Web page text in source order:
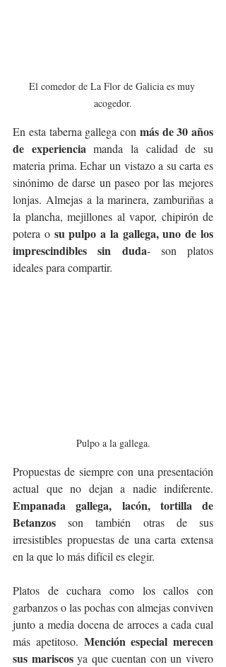
El comedor de La Flor de Galicia es muy
acogedor.
En esta taberna gallega con más de 30 años
de experiencia manda la calidad de su
materia prima. Echar un vistazo a su carta es
sinónimo de darse un paseo por las mejores
lonjas. Almejas a la marinera, zamburiñas a
la plancha, mejillones al vapor, chipirón de
potera o su pulpo a la gallega, uno de los
imprescindibles sin duda- son platos
ideales para compartir.
Pulpo a la gallega.
Propuestas de siempre con una presentación
Empanada gallega, lacón, tortilla de
Betanzos son también otras de sus
irresistibles propuestas de una carta extensa
en la que lo más difícil es elegir.
Platos de cuchara como los callos con
garbanzos o las pochas con almejas conviven
junto a media docena de arroces a cada cual
más apetitoso. Mención especial merecen
sus mariscos ya que cuentan con un vivero